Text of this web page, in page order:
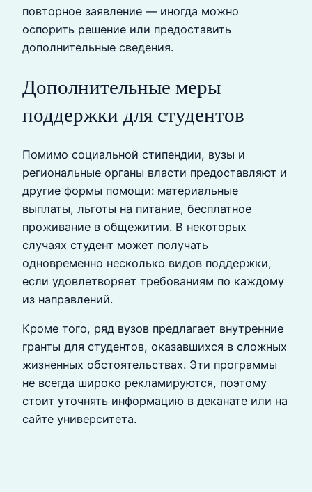
повторное заявление — иногда можно
оспорить решение или предоставить
дополнительные сведения.
Дополнительные меры
поддержки для студентов
Помимо социальной стипендии, вузы и
региональные органы власти предоставляют и
другие формы помощи: материальные
выплаты, льготы на питание, бесплатное
проживание в общежитии. В некоторых
случаях студент может получать
одновременно несколько видов поддержки,
если удовлетворяет требованиям по каждому
из направлений.
Кроме того, ряд вузов предлагает внутренние
гранты для студентов, оказавшихся в сложных
жизненных обстоятельствах. Эти программы
не всегда широко рекламируются, поэтому
стоит уточнять информацию в деканате или на
сайте университета.